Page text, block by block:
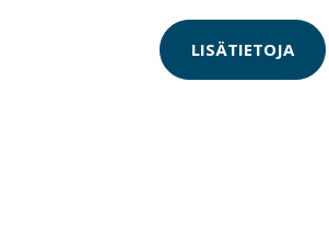
LISÄTIETOJA